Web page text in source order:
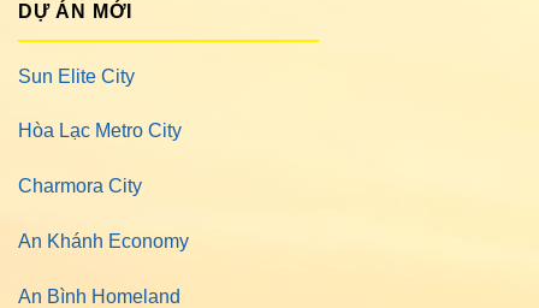
DỰ ÁN MỚI
Sun Elite City
Hòa Lạc Metro City
Charmora City
An Khánh Economy
An Bình Homeland